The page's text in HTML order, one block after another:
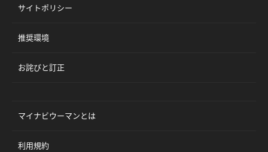
サイトポリシー
推奨環境
お詫びと訂正
マイナビウーマンとは
利用規約